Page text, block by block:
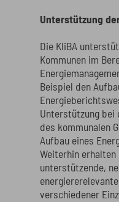
Unterstützung
Die KliBA
Kommunen im
Beispiel den
Unterstützung bei
des kommunalen
Aufbau eines
Weiterhin erhalten
unterstützende,
verschiedener